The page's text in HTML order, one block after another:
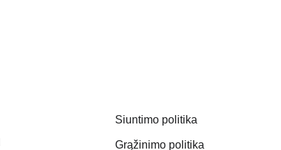
Siuntimo politika
Grąžinimo politika